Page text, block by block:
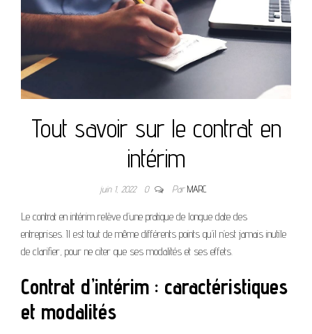
Tout savoir sur le contrat en
intérim
juin 1, 2022 0 ParMARC
Le contrat en intérim relève d’une pratique de longue date des
entreprises. Il est tout de même différents points qu’il n’est jamais inutile
de clarifier, pour ne citer que ses modalités et ses effets.
Contrat d’intérim : caractéristiques
et modalités